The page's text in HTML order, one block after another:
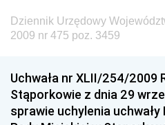
Dziennik Urzędowy
Społecznej
Dziennik Urzędowy
Dziennik Urzędowy
Budownictwa
Dziennik Urzędowy
2009 nr 475 poz. 3459
Uchwała nr XLII/254/2009
Stąporkowie z dnia 29
sprawie uchylenia